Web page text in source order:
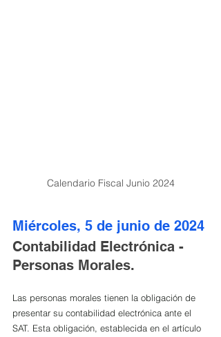
Calendario Fiscal Junio 2024
Miércoles, 5 de junio de 2024
Contabilidad Electrónica -
Personas Morales.
Las personas morales tienen la obligación de
presentar su contabilidad electrónica ante el
SAT. Esta obligación, establecida en el artículo